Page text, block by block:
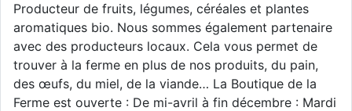
Producteur de fruits, légumes, céréales et plantes
aromatiques bio. Nous sommes également partenaire
avec des producteurs locaux. Cela vous permet de
trouver à la ferme en plus de nos produits, du pain,
des œufs, du miel, de la viande… La Boutique de la
Ferme est ouverte : De mi-avril à fin décembre : Mardi